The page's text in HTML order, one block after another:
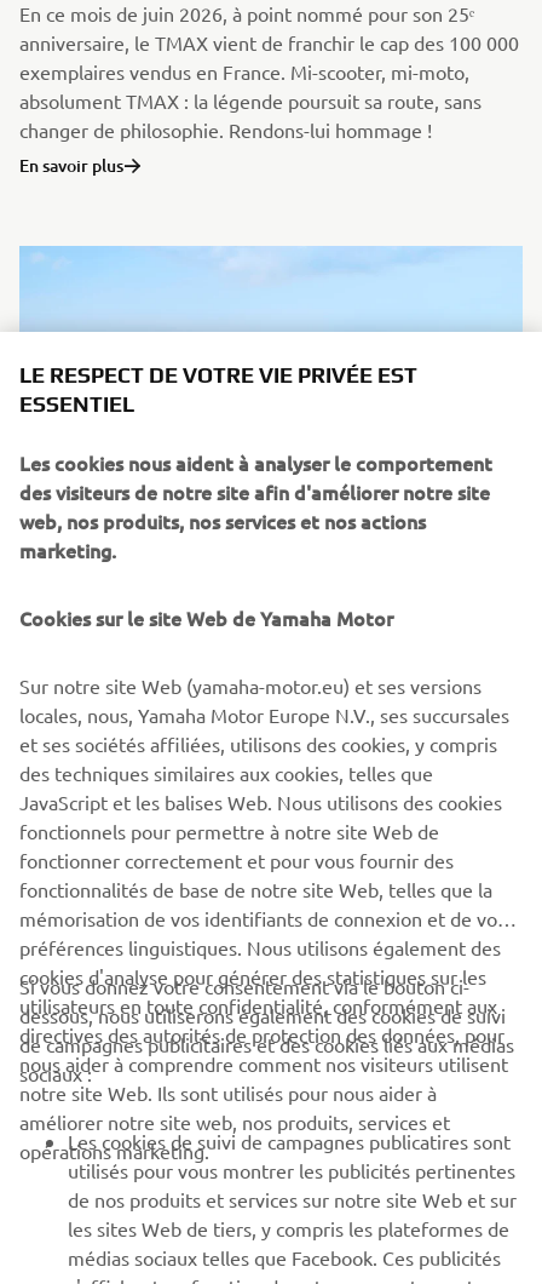
En ce mois de juin 2026, à point nommé pour son 25ᵉ
anniversaire, le TMAX vient de franchir le cap des 100 000
exemplaires vendus en France. Mi-scooter, mi-moto,
absolument TMAX : la légende poursuit sa route, sans
changer de philosophie. Rendons-lui hommage !
En savoir plus
02 Juin 2026
La gamme Off Road Competition 2027 de Yamaha incarne
plus que jamais l'ADN de Yamaha Racing, en phase avec la
quête incessante d'amélioration et d'innovation de la
marque pour s'assurer un avantage concurrentiel.
En savoir plus
17 Mai 2026
Yamaha Motor Europe, fournisseur officiel de
Luna Rossa pour la 38ᵉ édition de l'America’s Cup
LE RESPECT DE VOTRE VIE PRIVÉE EST
ESSENTIEL
Les cookies nous aident à analyser le comportement
des visiteurs de notre site afin d'améliorer notre site
web, nos produits, nos services et nos actions
marketing.
Cookies sur le site Web de Yamaha Motor
Sur notre site Web (yamaha-motor.eu) et ses versions
locales, nous, Yamaha Motor Europe N.V., ses succursales
et ses sociétés affiliées, utilisons des cookies, y compris
des techniques similaires aux cookies, telles que
JavaScript et les balises Web. Nous utilisons des cookies
fonctionnels pour permettre à notre site Web de
fonctionner correctement et pour vous fournir des
fonctionnalités de base de notre site Web, telles que la
mémorisation de vos identifiants de connexion et de vos
préférences linguistiques. Nous utilisons également des
cookies d'analyse pour générer des statistiques sur les
utilisateurs en toute confidentialité, conformément aux
directives des autorités de protection des données, pour
nous aider à comprendre comment nos visiteurs utilisent
notre site Web. Ils sont utilisés pour nous aider à
améliorer notre site web, nos produits, services et
opérations marketing.
Si vous donnez votre consentement via le bouton ci-
dessous, nous utiliserons également des cookies de suivi
de campagnes publicitaires et des cookies liés aux médias
sociaux :
Les cookies de suivi de campagnes publicatires sont
utilisés pour vous montrer les publicités pertinentes
de nos produits et services sur notre site Web et sur
les sites Web de tiers, y compris les plateformes de
médias sociaux telles que Facebook. Ces publicités